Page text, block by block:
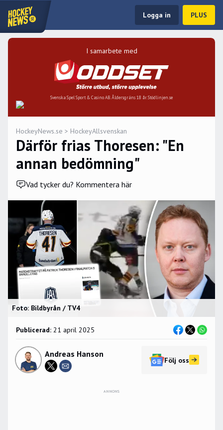
Logga in PLUS
I samarbete med
Svenska Spel Sport & Casino AB. Åldersgräns 18 år. Stödlinjen.se
HockeyNews.se > HockeyAllsvenskan
Därför frias Thoresen: "En
annan bedömning"
Vad tycker du? Kommentera här
Foto: Bildbyrån / TV4
Publicerad: 21 april 2025
Andreas Hanson
Följ oss
ANNONS